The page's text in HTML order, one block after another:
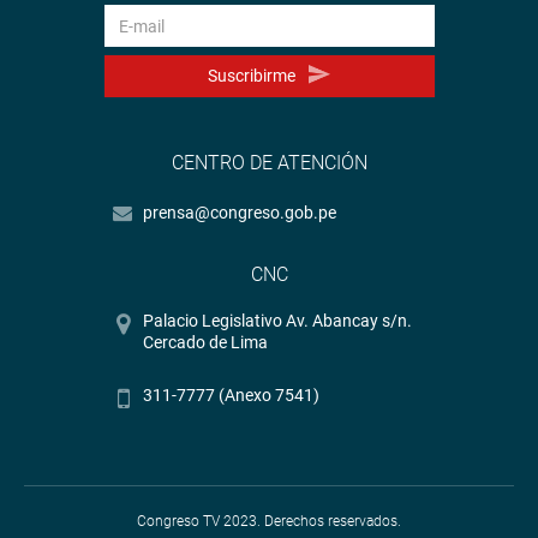
Suscribirme
CENTRO DE ATENCIÓN
prensa@congreso.gob.pe
CNC
Palacio Legislativo Av. Abancay s/n.
Cercado de Lima
311-7777 (Anexo 7541)
Congreso TV 2023. Derechos reservados.